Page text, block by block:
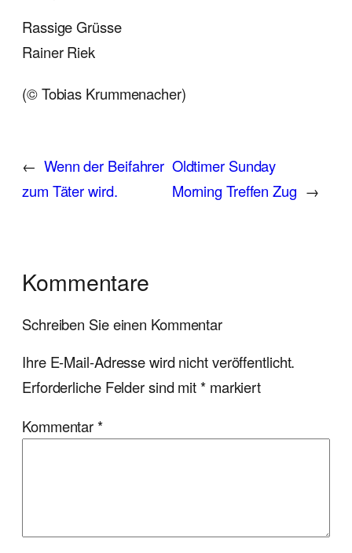
Rassige Grüsse
Rainer Riek
(© Tobias Krummenacher)
← Wenn der Beifahrer
zum Täter wird.
Oldtimer Sunday
Morning Treffen Zug →
Kommentare
Schreiben Sie einen Kommentar
Ihre E-Mail-Adresse wird nicht veröffentlicht.
Erforderliche Felder sind mit*markiert
Kommentar*